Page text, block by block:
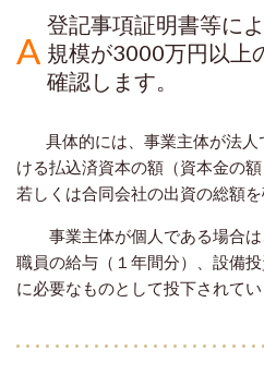
登記事項証明書等に
規模が3000万円以上
確認します。
具体的には、事業主体が法人
ける払込済資本の額（資本金の
若しくは合同会社の出資の総額を
事業主体が個人である場合は
職員の給与（１年間分）、設備
に必要なものとして投下されてい